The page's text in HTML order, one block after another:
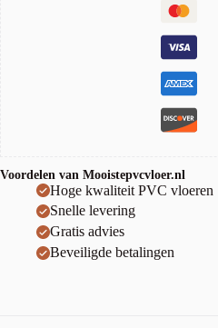
Voordelen van Mooistepvcvloer.nl
Hoge kwaliteit PVC vloeren
Snelle levering
Gratis advies
Beveiligde betalingen